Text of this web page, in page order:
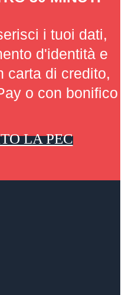
i tuoi dati,
d'identità e
carta di credito,
o con bonifico
LA PEC